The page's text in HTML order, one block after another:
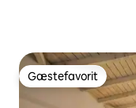
Gæstefavorit
Gæstefavorit